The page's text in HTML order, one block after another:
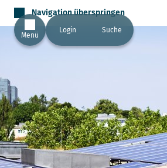
Navigation überspringen
Menü
Login Suche